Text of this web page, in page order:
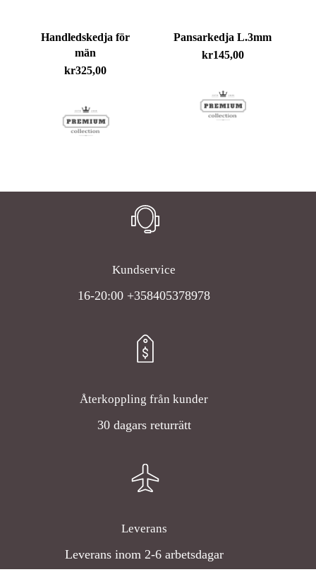
Handledskedja för
män
kr325,00
Pansarkedja L.3mm
kr145,00
Kundservice
16-20:00 +358405378978
Återkoppling från kunder
30 dagars returrätt
Leverans
Leverans inom 2-6 arbetsdagar